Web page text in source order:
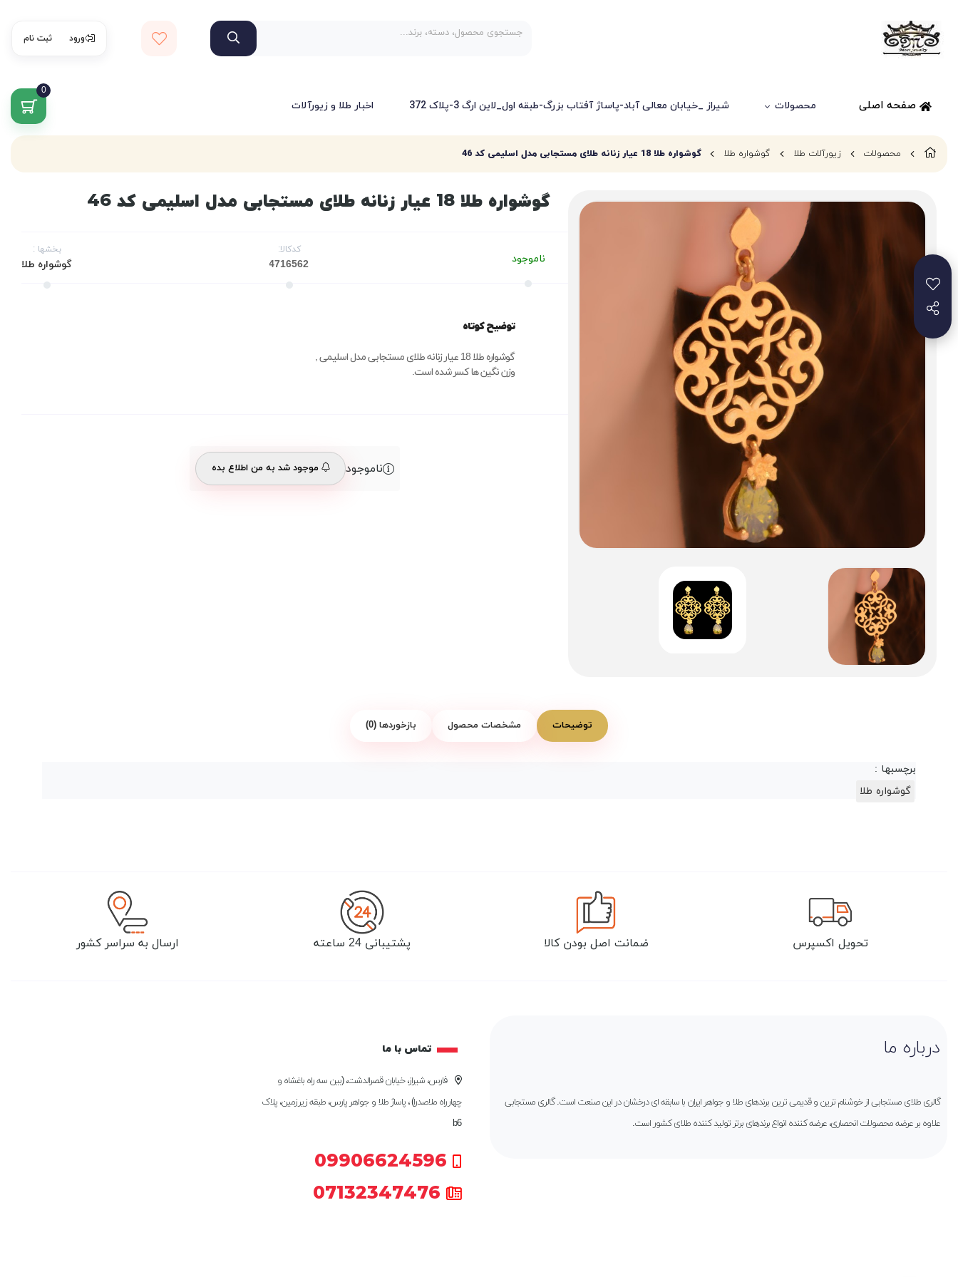
ورود ثبت نام
صفحه اصلی محصولات شیراز _خیابان معالی آباد-پاساژ آفتاب بزرگ-طبقه اول_لاین ارگ 3-پلاک 372 اخبار طلا و زیورآلات
0
محصولات زیورآلات طلا گوشواره طلا گوشواره طلا 18 عیار زنانه طلای مستجابی مدل اسلیمی کد 46
گوشواره طلا 18 عیار زنانه طلای مستجابی مدل اسلیمی کد 46
ناموجود
کدکالا: بخشها :
گوشواره طلا
توضیح کوتاه
گوشواره طلا 18 عیار زنانه طلای مستجابی مدل اسلیمی ,
وزن نگین ها کسر شده است.
ناموجود موجود شد به من اطلاع بده
توضیحات مشخصات محصول بازخوردها (0)
برچسبها :
گوشواره طلا
تحویل اکسپرس ضمانت اصل بودن کالا پشتیبانی 24 ساعته ارسال به سراسر کشور
درباره ما
گالری طلای مستجابی از خوشنام ترین و قدیمی ترین برندهای طلا و جواهر ایران با سابقه ای درخشان در این صنعت است. گالری مستجابی
علاوه بر عرضه محصولات انحصاری، عرضه کننده انواع برندهای برتر تولید کننده طلای کشور است.
تماس با ما
فارس، شیراز، خیابان قصرالدشت، (بین سه راه باغشاه و
چهارراه ملاصدرا) ، پاساژ طلا و جواهر پارس، طبقه زیرزمین، پلاک
b6